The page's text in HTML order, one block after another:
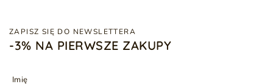
ZAPISZ SIĘ DO NEWSLETTERA
-3% NA PIERWSZE ZAKUPY
Imię